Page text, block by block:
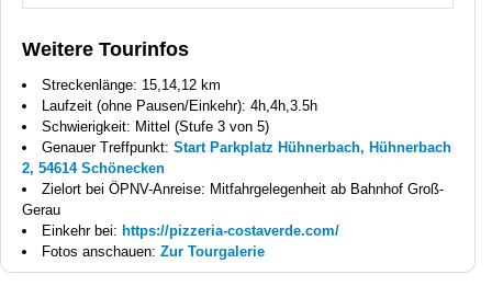
Weitere Tourinfos
Streckenlänge: 15,14,12 km
Laufzeit (ohne Pausen/Einkehr): 4h,4h,3.5h
Schwierigkeit: Mittel (Stufe 3 von 5)
Genauer Treffpunkt: Start Parkplatz Hühnerbach, Hühnerbach
2, 54614 Schönecken
Zielort bei ÖPNV-Anreise: Mitfahrgelegenheit ab Bahnhof Groß-
Gerau
Einkehr bei: https://pizzeria-costaverde.com/
Fotos anschauen: Zur Tourgalerie